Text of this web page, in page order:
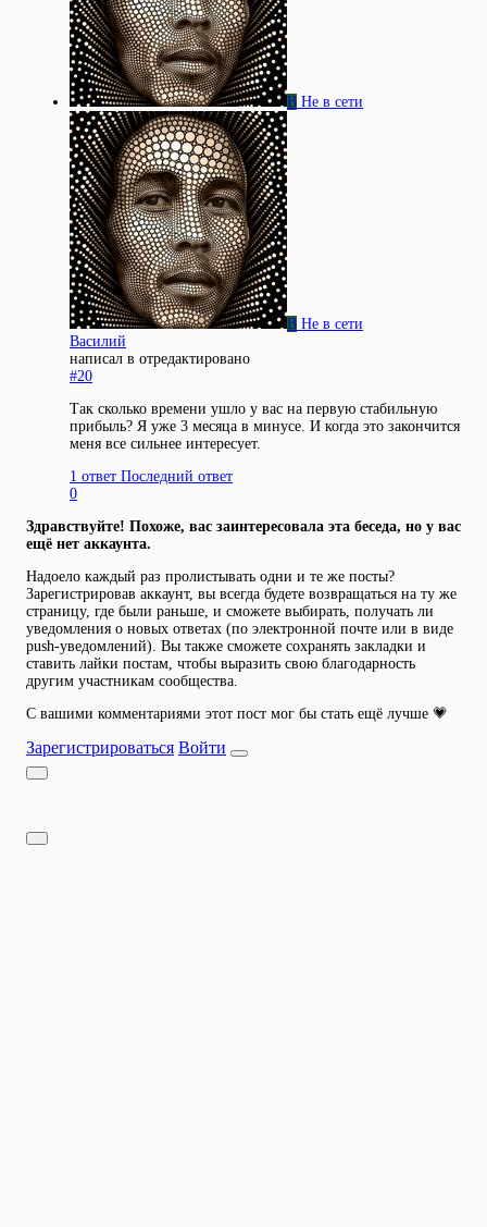
В Не в сети
В Не в сети
Василий
написал в отредактировано
#20
Так сколько времени ушло у вас на первую стабильную
прибыль? Я уже 3 месяца в минусе. И когда это закончится
меня все сильнее интересует.
1 ответ Последний ответ
0
Здравствуйте! Похоже, вас заинтересовала эта беседа, но у вас
ещё нет аккаунта.
Надоело каждый раз пролистывать одни и те же посты?
Зарегистрировав аккаунт, вы всегда будете возвращаться на ту же
страницу, где были раньше, и сможете выбирать, получать ли
уведомления о новых ответах (по электронной почте или в виде
push-уведомлений). Вы также сможете сохранять закладки и
ставить лайки постам, чтобы выразить свою благодарность
другим участникам сообщества.
С вашими комментариями этот пост мог бы стать ещё лучше 💗
Зарегистрироваться Войти